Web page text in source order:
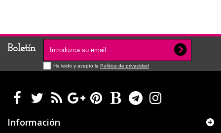
Boletín
He leido y acepto la Política de privacidad
Información